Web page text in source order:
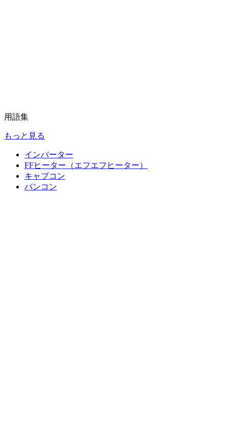
用語集
もっと見る
インバーター
FFヒーター（エフエフヒーター）
キャブコン
バンコン